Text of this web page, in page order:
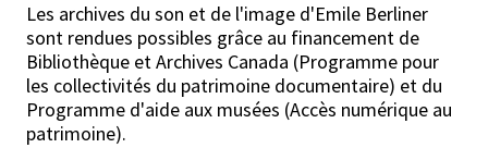
Les archives du son et de l'image d'Emile Berliner
sont rendues possibles grâce au financement de
Bibliothèque et Archives Canada (Programme pour
les collectivités du patrimoine documentaire) et du
Programme d'aide aux musées (Accès numérique au
patrimoine).